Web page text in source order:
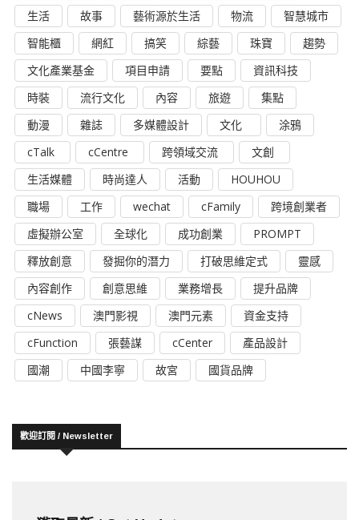
生活
故事 藝術源於生活 物流
智慧城市
智能櫃
網紅 搞笑 綜藝 珠寶
趨勢
文化產業基金
項目申請 要點
資訊科技
時裝
流行文化 內容 旅遊
集點
動漫
雜誌 多媒體設計 文化
涂鴉
cTalk
cCentre 跨領域交流
文創
生活媒體
時尚達人 活動
HOUHOU
職場
工作 wechat cFamily
跨境創業者
虛擬辦公室
全球化 成功創業
PROMPT
釋放創意
發掘你的潛力 打破思維定式
靈感
內容創作
創意思維 業務增長
提升品牌
cNews
澳門影視 澳門元素
資金支持
cFunction
張藝謀 cCenter
產品設計
國潮
中國李寧 故宮 國貨品牌
歡迎訂閱 / Newsletter